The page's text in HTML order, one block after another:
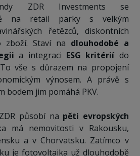
ZDR Investments se
na retail parky s velkým
řetězců, diskontních
zboží. Staví na dlouhodobé a
a integraci ESG kritérií do
vše s důrazem na propojení
výnosem. A právě s
bodem jim pomáhá PKV.
působí na pěti evropských
má nemovitosti v Rakousku,
a v Chorvatsku. Zatímco v
je fotovoltaika už dlouhodobě